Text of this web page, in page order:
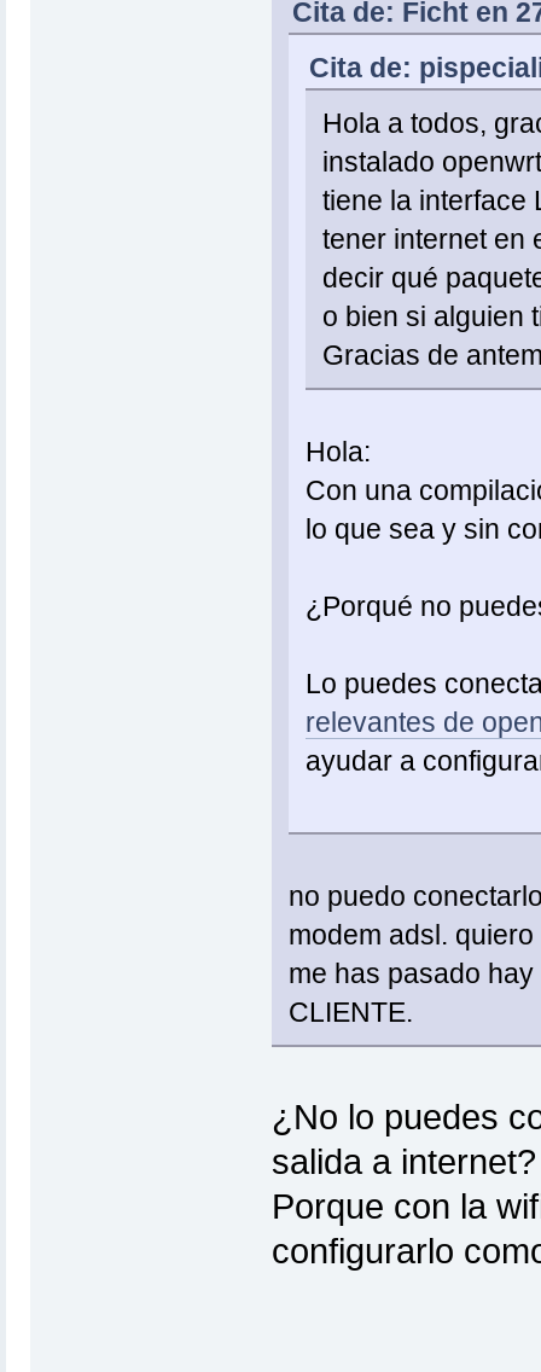
Cita de: Ficht en
Cita de:
Hola a todos,
instalado
tiene la interface
tener internet en
decir qué
o bien si alguien
Gracias de
Hola:
Con una
lo que sea y sin
¿Porqué no
Lo puedes
relevantes de
ayudar a
no puedo
modem adsl.
me has pasado
CLIENTE.
¿No lo puedes
salida a internet?
Porque con la
configurarlo